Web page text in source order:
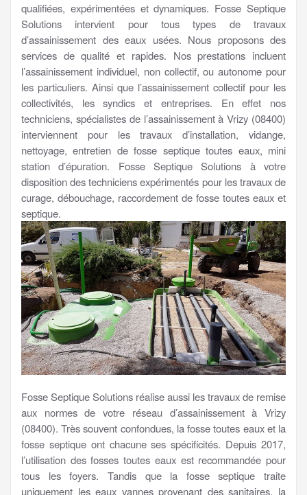
qualifiées, expérimentées et dynamiques. Fosse Septique
Solutions intervient pour tous types de travaux
d’assainissement des eaux usées. Nous proposons des
services de qualité et rapides. Nos prestations incluent
l’assainissement individuel, non collectif, ou autonome pour
les particuliers. Ainsi que l’assainissement collectif pour les
collectivités, les syndics et entreprises. En effet nos
techniciens, spécialistes de l’assainissement à Vrizy (08400)
interviennent pour les travaux d’installation, vidange,
nettoyage, entretien de fosse septique toutes eaux, mini
station d’épuration. Fosse Septique Solutions à votre
disposition des techniciens expérimentés pour les travaux de
curage, débouchage, raccordement de fosse toutes eaux et
septique.
Fosse Septique Solutions réalise aussi les travaux de remise
aux normes de votre réseau d’assainissement à Vrizy
(08400). Très souvent confondues, la fosse toutes eaux et la
fosse septique ont chacune ses spécificités. Depuis 2017,
l’utilisation des fosses toutes eaux est recommandée pour
tous les foyers. Tandis que la fosse septique traite
uniquement les eaux vannes provenant des sanitaires, la